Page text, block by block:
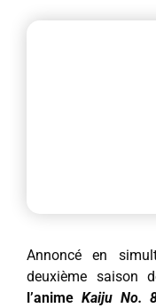
Annoncé en
deuxième saison
l’anime Kaiju No.